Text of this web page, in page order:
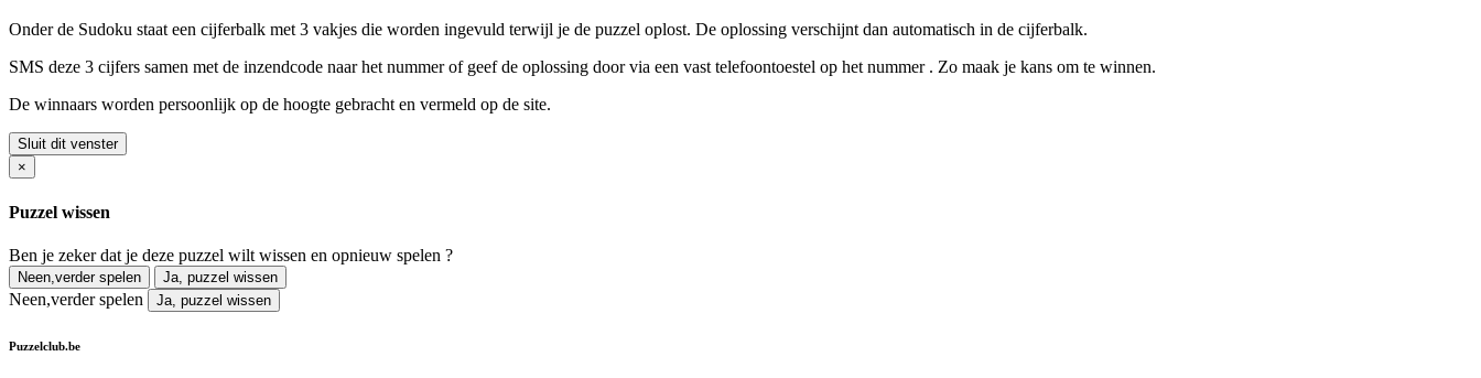
Onder de Sudoku staat een cijferbalk met 3 vakjes die worden ingevuld terwijl je de puzzel oplost. De oplossing verschijnt dan automatisch in de cijferbalk.
SMS deze 3 cijfers samen met de inzendcode naar het nummer of geef de oplossing door via een vast telefoontoestel op het nummer . Zo maak je kans om te winnen.
De winnaars worden persoonlijk op de hoogte gebracht en vermeld op de site.
Sluit dit venster
×
Puzzel wissen
Ben je zeker dat je deze puzzel wilt wissen en opnieuw spelen ?
Neen,verder spelen Ja, puzzel wissen
Neen,verder spelen Ja, puzzel wissen
Puzzelclub.be